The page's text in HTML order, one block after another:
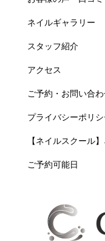
ネイルギャラリー
スタッフ紹介
アクセス
ご予約・お問い合
プライバシーポリ
【ネイルスクール
ご予約可能日